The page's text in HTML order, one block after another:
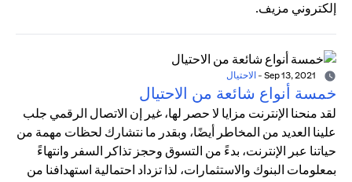
إلكتروني مزيف.
- الاحتيال
خمسة أنواع شائعة من الاحتيال
لقد منحنا الإنترنت مزايا لا حصر لها، غير إن الاتصال الرقمي جلب
علينا العديد من المخاطر أيضًا، وبقدر ما نتشارك لحظات مهمة من
حياتنا عبر الإنترنت، بدءً من التسوق وحجز تذاكر السفر وانتهاءً
بمعلومات البنوك والاستثمارات، لذا تزداد احتمالية استهدافنا من